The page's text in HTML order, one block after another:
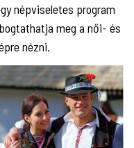
népviseletes program
meg a női- és
nézni.